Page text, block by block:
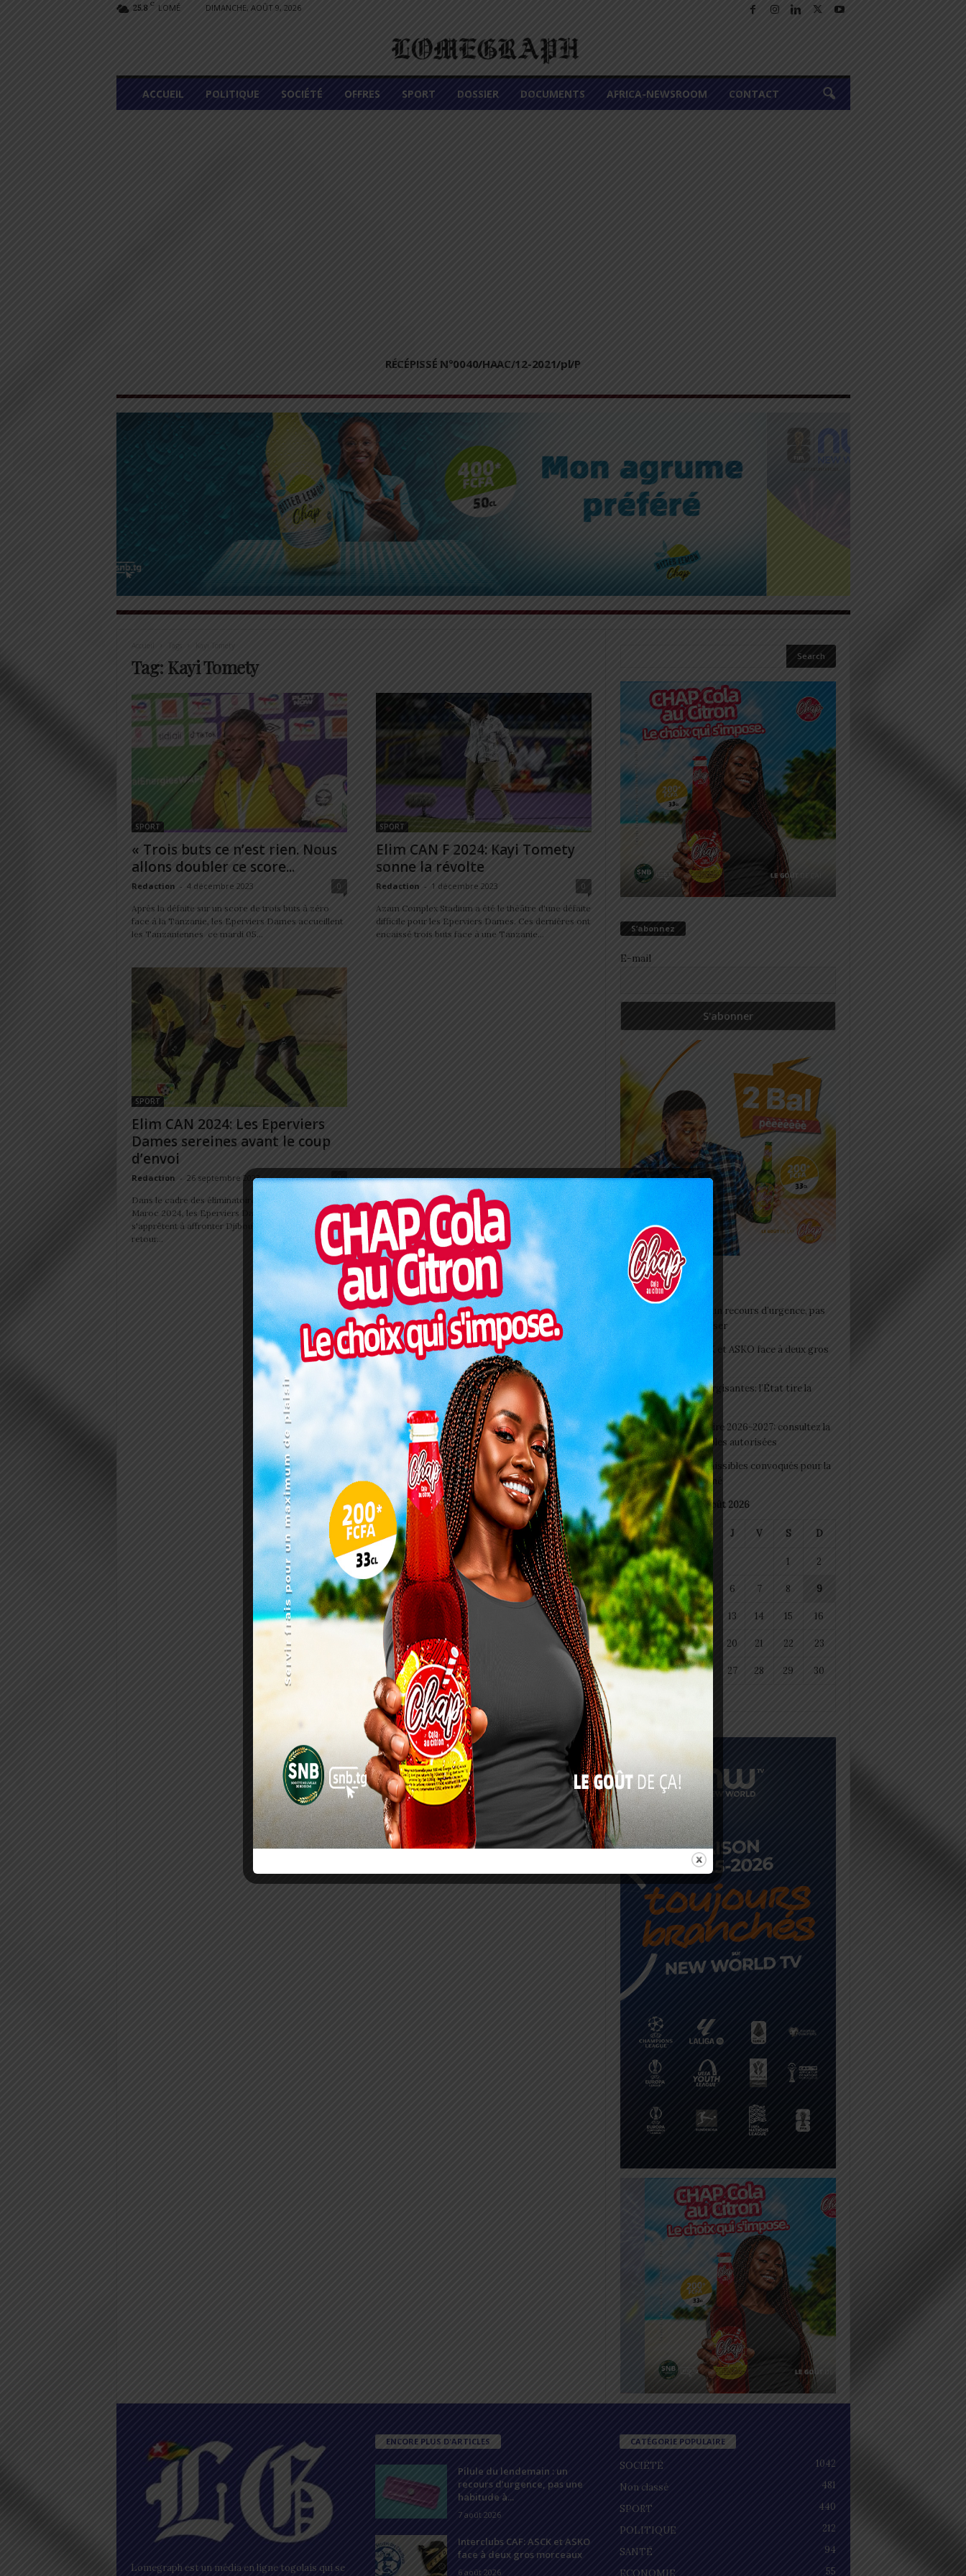
25.8 C LOMÉ DIMANCHE, AOÛT 9, 2026
L
M
ACCUEIL POLITIQUE SOCIÉTÉ OFFRES SPORT DOSSIER DOCUMENTS AFRICA-NEWSROOM CONTACT
RÉCÉPISSÉ N°0040/HAAC/12-2021/pl/P
Accueil Tags Kayi Tomety
Tag: Kayi Tomety
SPORT
« Trois buts ce n’est rien. Nous
allons doubler ce score...
Redaction - 4 décembre 2023 0
Après la défaite sur un score de trois buts à zéro
face à la Tanzanie, les Eperviers Dames accueillent
les Tanzaniennes ce mardi 05...
SPORT
Elim CAN F 2024: Kayi Tomety
sonne la révolte
Redaction - 1 décembre 2023 0
Azam Complex Stadium a été le théâtre d'une défaite
difficile pour les Eperviers Dames. Ces dernières ont
encaissé trois buts face à une Tanzanie...
SPORT
Elim CAN 2024: Les Eperviers
Dames sereines avant le coup
d’envoi
Redaction - 26 septembre 2023 0
Dans le cadre des éliminatoires de la CAN Féminine
Maroc 2024, les Eperviers Dames du Togo
s'apprêtent à affronter Djibouti lors du match
retour...
S’abonnez
E-mail
Articles récents
Pilule du lendemain : un recours d’urgence, pas
une habitude à banaliser
Interclubs CAF: ASCK et ASKO face à deux gros
morceaux
Togo/ Boissons énergisantes: l’État tire la
sonnette d’alarme
Togo/ Rentrée scolaire 2026-2027: consultez la
liste officielle des écoles autorisées
ESSAL 2026 : les admissibles convoqués pour la
visite médicale à Lomé
août 2026
L M J V S D
1 2
3 4 5 6 7 8 9
10 11 12 13 14 15 16
17 18 19 20 21 22 23
24 25 26 27 28 29 30
Lomegraph est un média en ligne togolais qui se
ENCORE PLUS D'ARTICLES
Pilule du lendemain : un
recours d’urgence, pas une
habitude à...
7 août 2026
Interclubs CAF: ASCK et ASKO
face à deux gros morceaux
6 août 2026
CATÉGORIE POPULAIRE
SOCIÉTÉ
1042
Non classé
481
SPORT
440
POLITIQUE
212
SANTÉ
94
55